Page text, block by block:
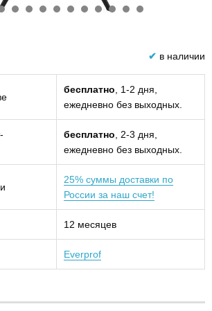
✔ в наличии
бесплатно , 1-2 дня,
ежедневно без выходных.
бесплатно , 2-3 дня,
ежедневно без выходных.
25% суммы доставки по
России за наш счет!
12 месяцев
Everprof